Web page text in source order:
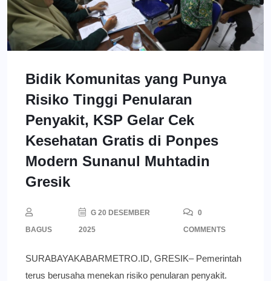
Bidik Komunitas yang Punya
Risiko Tinggi Penularan
Penyakit, KSP Gelar Cek
Kesehatan Gratis di Ponpes
Modern Sunanul Muhtadin
Gresik
BAGUS
G 20 DESEMBER
2025
0
COMMENTS
SURABAYAKABARMETRO.ID, GRESIK– Pemerintah
terus berusaha menekan risiko penularan penyakit.